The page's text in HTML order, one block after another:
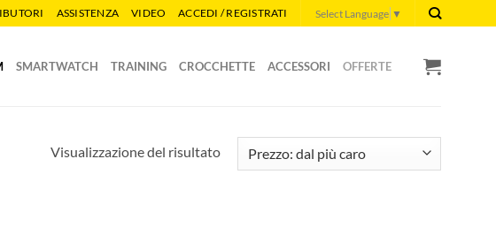
ASSISTENZA VIDEO ACCEDI / REGISTRATI Select Language ▼
SMARTWATCH TRAINING CROCCHETTE ACCESSORI OFFERTE
Visualizzazione del risultato